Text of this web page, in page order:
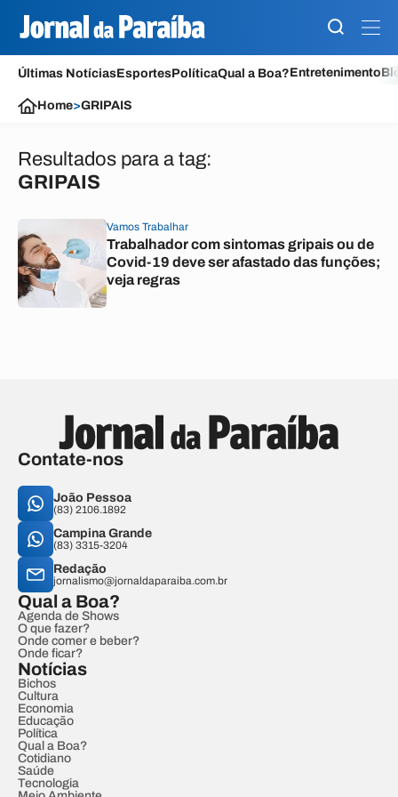
Últimas NotíciasEsportesPolíticaQual a Boa?Entretenimento
Home>GRIPAIS
Resultados para a tag:
GRIPAIS
Vamos Trabalhar
Trabalhador com sintomas gripais ou de
Covid-19 deve ser afastado das funções;
veja regras
Contate-nos
João Pessoa
(83) 2106.1892
Campina Grande
(83) 3315-3204
Redação
jornalismo@jornaldaparaiba.com.br
Qual a Boa?
Agenda de Shows
O que fazer?
Onde comer e beber?
Onde ficar?
Notícias
Bichos
Cultura
Economia
Educação
Política
Qual a Boa?
Cotidiano
Saúde
Tecnologia